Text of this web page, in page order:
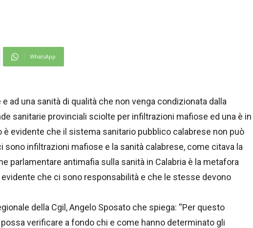
WhatsApp
ad una sanità di qualità che non venga condizionata dalla
sanitarie provinciali sciolte per infiltrazioni mafiose ed una è in
evidente che il sistema sanitario pubblico calabrese non può
sono infiltrazioni mafiose e la sanità calabrese, come citava la
parlamentare antimafia sulla sanità in Calabria è la metafora
che ci sono responsabilità e che le stesse devono
della Cgil, Angelo Sposato che spiega: “Per questo
verificare a fondo chi e come hanno determinato gli